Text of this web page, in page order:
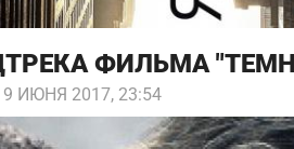
ФИЛЬМА
9 ИЮНЯ 2017, 23:54